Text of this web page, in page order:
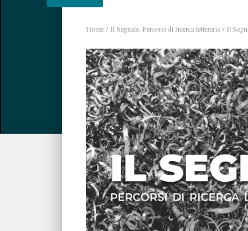
Home /Il Segnale. Percorsi di ricerca letteraria / Il